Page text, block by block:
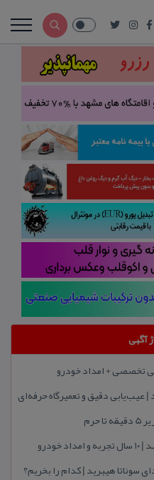
آگهی
تخصصی + امداد خودرو
عیب‌یابی دقیق و تعمیرگاه حرفه‌ای
سوناتا هیبرید | كدام را بخریم؟